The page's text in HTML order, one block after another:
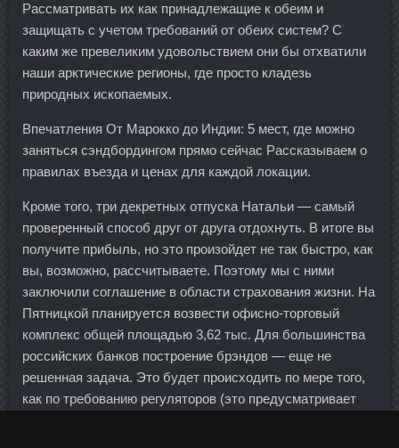
Рассматривать их как принадлежащие к обеим и
защищать с учетом требований от обеих систем? С
каким же превеликим удовольствием они бы отхватили
наши арктические регионы, где просто кладезь
природных ископаемых.
Впечатления От Марокко до Индии: 5 мест, где можно
заняться сэндбордингом прямо сейчас Рассказываем о
правилах въезда и ценах для каждой локации.
Кроме того, три декретных отпуска Натальи — самый
проверенный способ друг от друга отдохнуть. В итоге вы
получите прибыль, но это произойдет не так быстро, как
вы, возможно, рассчитываете. Поэтому мы с ними
заключили соглашение в области страхования жизни. На
Пятницкой планируется возвести офисно-торговый
комплекс общей площадью 3,62 тыс. Для большинства
российских банков построение брэндов — еще не
решенная задача. Это будет происходить по мере того,
как по требованию регуляторов (это предусматривает